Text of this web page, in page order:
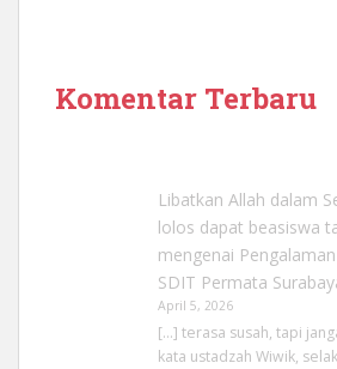
Komentar Terbaru
Libatkan Allah dalam
lolos dapat beasiswa
mengenai
SDIT Permata
April 5, 2026
[…] terasa susah, tapi
kata ustadzah Wiwik,